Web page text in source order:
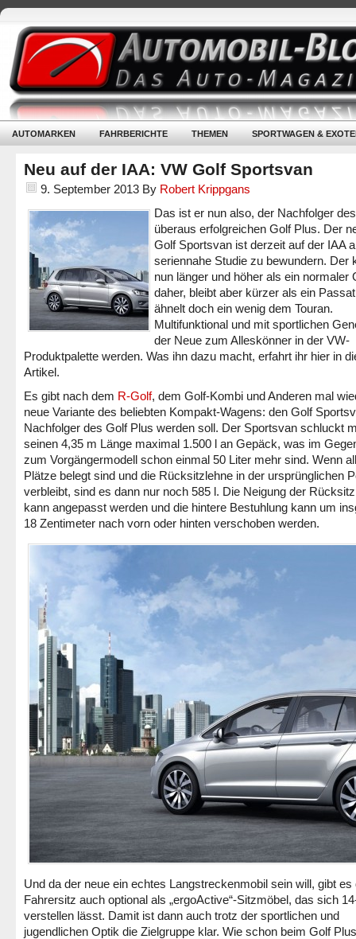
AUTOMARKEN FAHRBERICHTE THEMEN SPORTWAGEN &
Neu auf der IAA: VW Golf Sportsvan
9. September 2013 By Robert Krippgans
Das ist er nun also, der Nachfolger des
überaus erfolgreichen Golf Plus. Der
Golf Sportsvan ist derzeit auf der IAA
seriennahe Studie zu bewundern. Der
nun länger und höher als ein normaler
daher, bleibt aber kürzer als ein
ähnelt doch ein wenig dem Touran.
Multifunktional und mit sportlichen
der Neue zum Alleskönner in der VW-
Produktpalette werden. Was ihn dazu macht, erfahrt ihr hier in
Artikel.
Es gibt nach dem R-Golf, dem Golf-Kombi und Anderen mal
neue Variante des beliebten Kompakt-Wagens: den Golf
Nachfolger des Golf Plus werden soll. Der Sportsvan schluckt
seinen 4,35 m Länge maximal 1.500 l an Gepäck, was im
zum Vorgängermodell schon einmal 50 Liter mehr sind. Wenn
Plätze belegt sind und die Rücksitzlehne in der ursprünglichen
verbleibt, sind es dann nur noch 585 l. Die Neigung der
kann angepasst werden und die hintere Bestuhlung kann um
18 Zentimeter nach vorn oder hinten verschoben werden.
Und da der neue ein echtes Langstreckenmobil sein will, gibt es
Fahrersitz auch optional als „ergoActive“-Sitzmöbel, das sich
verstellen lässt. Damit ist dann auch trotz der sportlichen und
jugendlichen Optik die Zielgruppe klar. Wie schon beim Golf